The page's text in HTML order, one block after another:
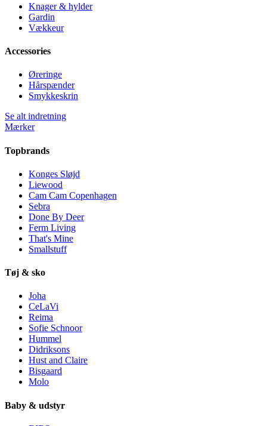
Knager & hylder
Gardin
Vækkeur
Accessories
Øreringe
Hårspænder
Smykkeskrin
Se alt indretning
Mærker
Topbrands
Konges Sløjd
Liewood
Cam Cam Copenhagen
Sebra
Done By Deer
Ferm Living
That's Mine
Smallstuff
Tøj & sko
Joha
CeLaVi
Reima
Sofie Schnoor
Hummel
Didriksons
Hust and Claire
Bisgaard
Molo
Baby & udstyr